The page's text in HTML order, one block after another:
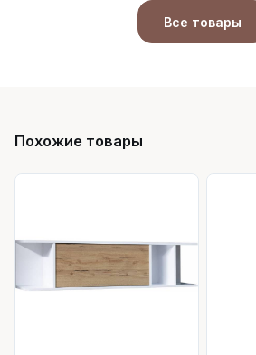
Все товары
Похожие товары